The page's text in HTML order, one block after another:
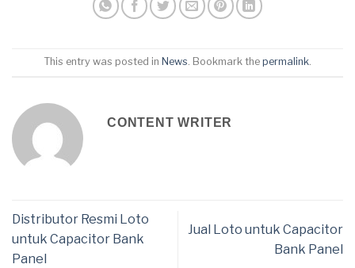
This entry was posted in News. Bookmark the permalink.
CONTENT WRITER
Distributor Resmi Loto
untuk Capacitor Bank
Panel
Jual Loto untuk Capacitor
Bank Panel